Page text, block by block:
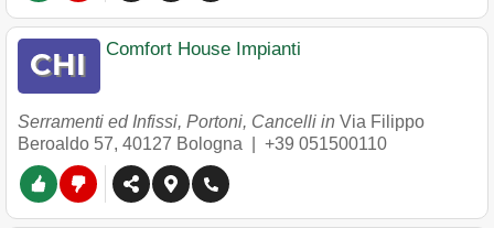
Comfort House Impianti
Serramenti ed Infissi, Portoni, Cancelli in Via Filippo
Beroaldo 57, 40127 Bologna +39 051500110